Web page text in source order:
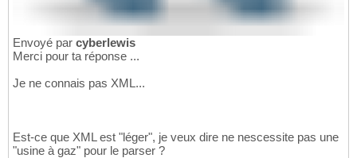
Envoyé par cyberlewis
Merci pour ta réponse ...
Je ne connais pas XML...
Est-ce que XML est "léger", je veux dire ne nescessite pas une
"usine à gaz" pour le parser ?